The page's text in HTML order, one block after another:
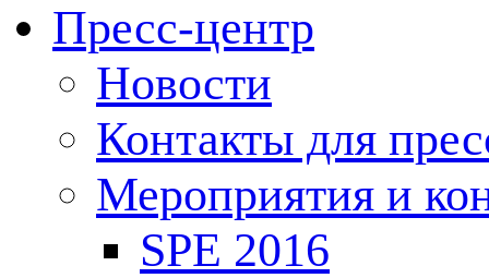
Пресс-центр
Новости
Контакты для
Мероприятия и
SPE 2016